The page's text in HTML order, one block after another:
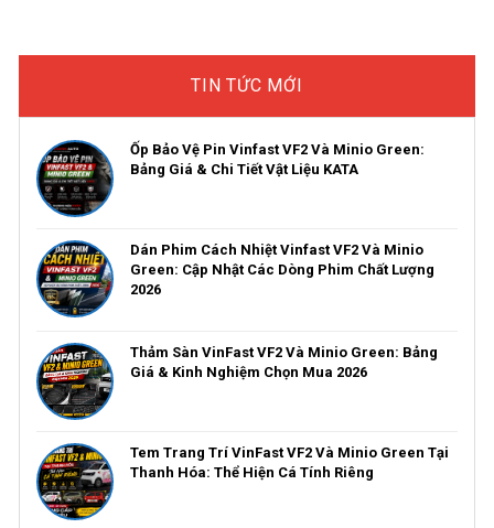
TIN TỨC MỚI
Ốp Bảo Vệ Pin Vinfast VF2 Và Minio Green:
Bảng Giá & Chi Tiết Vật Liệu KATA
Dán Phim Cách Nhiệt Vinfast VF2 Và Minio
Green: Cập Nhật Các Dòng Phim Chất Lượng
2026
Thảm Sàn VinFast VF2 Và Minio Green: Bảng
Giá & Kinh Nghiệm Chọn Mua 2026
Tem Trang Trí VinFast VF2 Và Minio Green Tại
Thanh Hóa: Thể Hiện Cá Tính Riêng